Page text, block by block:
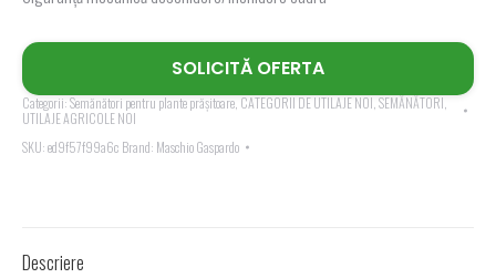
SOLICITĂ OFERTA
Categorii:Semănători pentru plante prășitoare, CATEGORII DE UTILAJE NOI,SEMĂNĂTORI,
UTILAJE AGRICOLE NOI
SKU:ed9f57f99a6c Brand: Maschio Gaspardo
Descriere